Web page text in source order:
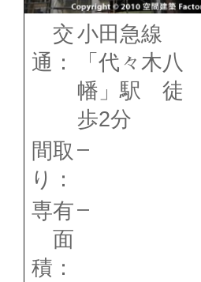
交
通：
小田急線
「代々木八
幡」駅 徒
歩2分
間取
り：
–
専有
面
積：
–